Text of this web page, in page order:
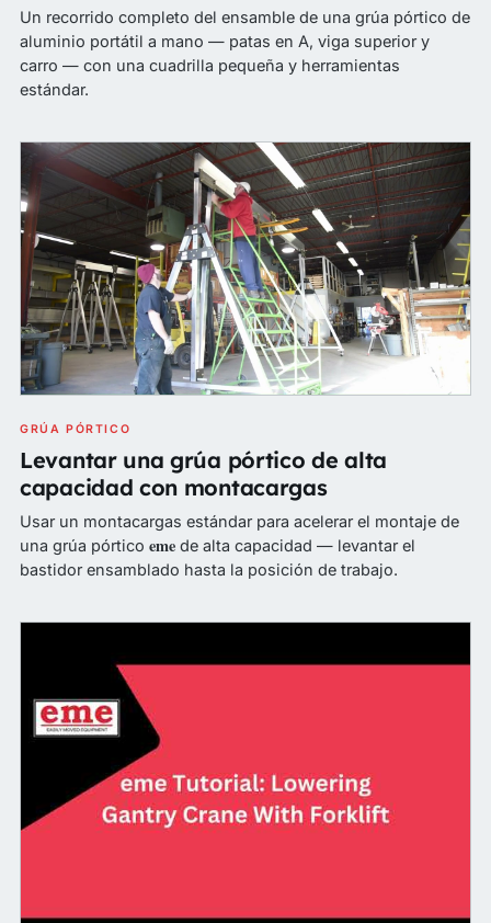
Un recorrido completo del ensamble de una grúa pórtico de
aluminio portátil a mano — patas en A, viga superior y
carro — con una cuadrilla pequeña y herramientas
estándar.
GRÚA PÓRTICO
Levantar una grúa pórtico de alta
capacidad con montacargas
Usar un montacargas estándar para acelerar el montaje de
una grúa pórtico emede alta capacidad — levantar el
bastidor ensamblado hasta la posición de trabajo.